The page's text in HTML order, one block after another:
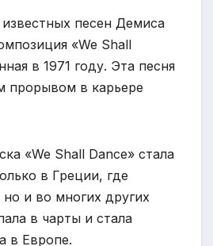
песен Демиса
«We Shall
в 1971 году. Эта песня
прорывом в карьере
«We Shall Dance» стала
в Греции, где
и во многих других
в чарты и стала
в Европе.